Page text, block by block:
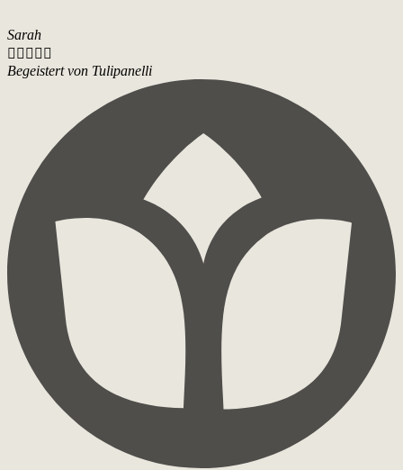
Sarah
    
Begeistert von Tulipanelli